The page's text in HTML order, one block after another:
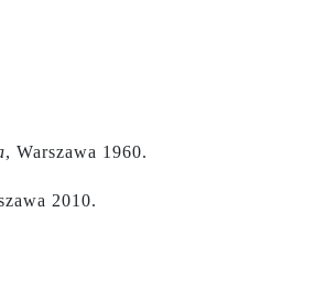
, Warszawa 1960.
2010.